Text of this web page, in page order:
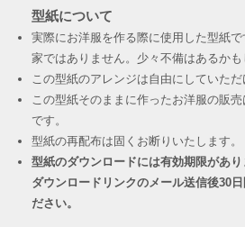
型紙について
実際にお洋服を作る際に使用した型紙
家ではありません。少々不備はあるか
この型紙のアレンジは自由にしていただ
この型紙そのままに作ったお洋服の販
です。
​型紙の再配布は固くお断りいたします。
型紙のダウンロードには有効期限があり
ダウンロードリンクのメール送信後30
ださい。